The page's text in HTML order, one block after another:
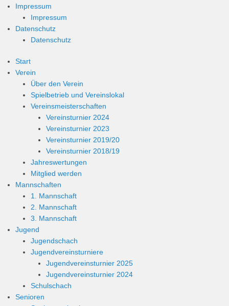
Impressum
Impressum
Datenschutz
Datenschutz
Start
Verein
Über den Verein
Spielbetrieb und Vereinslokal
Vereinsmeisterschaften
Vereinsturnier 2024
Vereinsturnier 2023
Vereinsturnier 2019/20
Vereinsturnier 2018/19
Jahreswertungen
Mitglied werden
Mannschaften
1. Mannschaft
2. Mannschaft
3. Mannschaft
Jugend
Jugendschach
Jugendvereinsturniere
Jugendvereinsturnier 2025
Jugendvereinsturnier 2024
Schulschach
Senioren